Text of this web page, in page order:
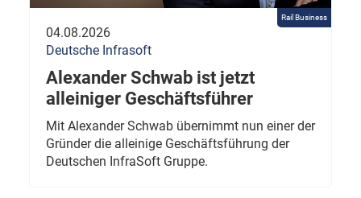
Rail Business
04.08.2026
Deutsche Infrasoft
Alexander Schwab ist jetzt
alleiniger Geschäftsführer
Mit Alexander Schwab übernimmt nun einer der
Gründer die alleinige Geschäftsführung der
Deutschen InfraSoft Gruppe.